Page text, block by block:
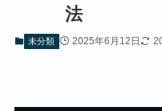
法
未分類 2025年6月12日